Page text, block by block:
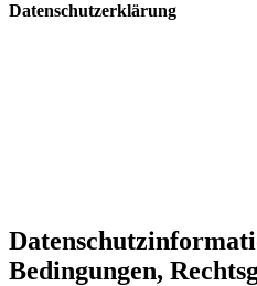
Datenschutzerklärung
Bedingungen,